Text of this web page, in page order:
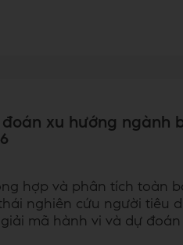
đoán xu hướng ngành
hợp và phân tích toàn
nghiên cứu người tiêu
mã hành vi và dự